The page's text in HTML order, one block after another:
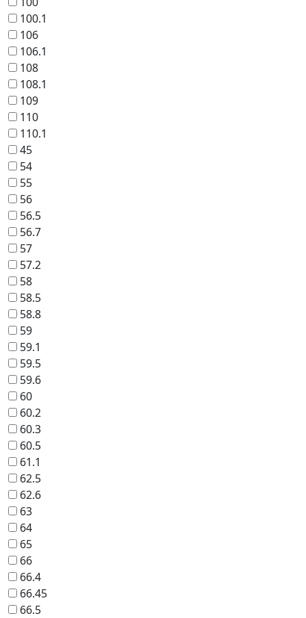
100.1
106
106.1
108
108.1
109
110
110.1
45
54
55
56
56.5
56.7
57
57.2
58
58.5
58.8
59
59.1
59.5
59.6
60
60.2
60.3
60.5
61.1
62.5
62.6
63
64
65
66
66.4
66.45
66.5